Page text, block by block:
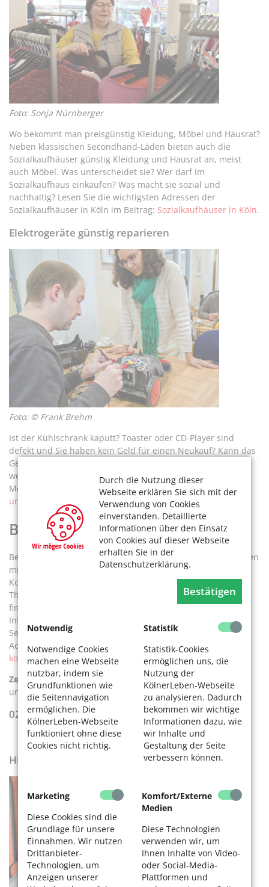
Durch die Nutzung dieser
Webseite erklären Sie sich mit der
Verwendung von Cookies
einverstanden. Detaillierte
Informationen über den Einsatz
von Cookies auf dieser Webseite
erhalten Sie in der
Datenschutzerklärung.
Bestätigen
Notwendig
Notwendige Cookies
machen eine Webseite
nutzbar, indem sie
Grundfunktionen wie
die Seitennavigation
ermöglichen. Die
KölnerLeben-Webseite
funktioniert ohne diese
Cookies nicht richtig.
Statistik
Statistik-Cookies
ermöglichen uns, die
Nutzung der
KölnerLeben-Webseite
zu analysieren. Dadurch
bekommen wir wichtige
Informationen dazu, wie
wir Inhalte und
Gestaltung der Seite
verbessern können.
Marketing
Diese Cookies sind die
Grundlage für unsere
Einnahmen. Wir nutzen
Drittanbieter-
Technologien, um
Anzeigen unserer
Komfort/Externe
Medien
Diese Technologien
verwenden wir, um
Ihnen Inhalte von Video-
oder Social-Media-
Plattformen und
Foto: Sonja Nürnberger
Wo bekommt man preisgünstig Kleidung, Möbel und Hausrat?
Neben klassischen Secondhand-Läden bieten auch die
Sozialkaufhäuser günstig Kleidung und Hausrat an, meist
auch Möbel. Was unterscheidet sie? Wer darf im
Sozialkaufhaus einkaufen? Was macht sie sozial und
nachhaltig? Lesen Sie die wichtigsten Adressen der
Sozialkaufhäuser in Köln im Beitrag: Sozialkaufhäuser in Köln.
Elektrogeräte günstig reparieren
Foto: © Frank Brehm
Ist der Kühlschrank kaputt? Toaster oder CD-Player sind
defekt und Sie haben kein Geld für einen Neukauf? Kann das
Gerät vielleicht repariert werden? Reparieren statt
wegwerfen! Das spart Geld und nebenbei lernt man nette
Menschen kennen. Erfahren Sie mehr über Kontakte löten
und knüpfen – im Repair Café.
Beratung und Hilfe
Beim Zentralen Beratungstelefon für Senioren und Menschen
mit Behinderung erhalten Anrufende alle Adressen und
Kontaktdaten von zuständigen Mitarbeitenden zu
Themenbereichen wie Pflege, Wohnen, Gesundheit,
finanzielle Hilfe oder Freizeit. Adresslisten und
Informationsmaterial werden kostenlos zugeschickt.
Servicezeit: Mo–Do 9–12 und 14–16 Uhr, Fr 9–12 Uhr. Große
Adressdatenbank unter:
www.stadt-
koeln.de/beratungstelefon.
Zentrales Beratungstelefon
der Stadt Köln für Seniorinnen
und Senioren und Menschen mit Behinderung:
0221 / 221-2 74 00
Hilfen der Seniorenberatung